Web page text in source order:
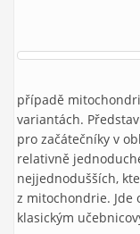
případě
variantách.
pro začátečníky v
relativně
nejjednodušších,
z mitochondrie. Jde
klasickým